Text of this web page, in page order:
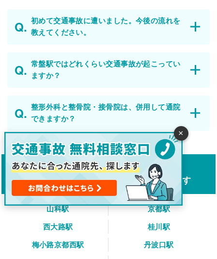
初めて交通事故に遭いました。今後の流れを
教えてください。
常盤駅ではどれくらい交通事故が起こってい
ますか？
整形外科と整骨院・接骨院は、併用して通院
できますか？
京都市の駅から
交通事故対応の整骨院・接骨院をさがす
山科駅
京都駅
西大路駅
桂川駅
梅小路京都西駅
丹波口駅
×